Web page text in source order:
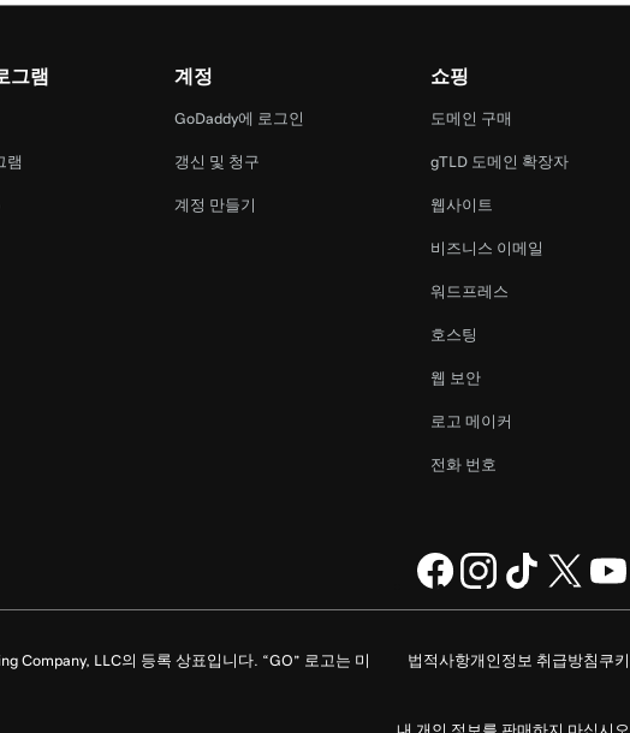
그램
램
계정
GoDaddy에 로그인
갱신 및 청구
계정 만들기
쇼핑
도메인 구매
gTLD 도메인 확장자
웹사이트
비즈니스 이메일
워드프레스
호스팅
웹 보안
로고 메이커
전화 번호
법적사항개인정보 취급방침 쿠키
내 개인 정보를 판매하지 마십시오
Company, LLC의 등록 상표입니다. “GO” 로고는 미